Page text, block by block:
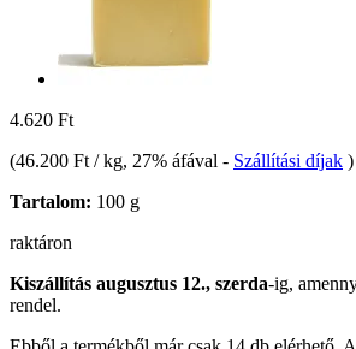
4.620 Ft
(46.200 Ft / kg, 27% áfával - Szállítási díjak )
Tartalom: 100 g
raktáron
Kiszállítás augusztus 12., szerda-ig,
rendel.